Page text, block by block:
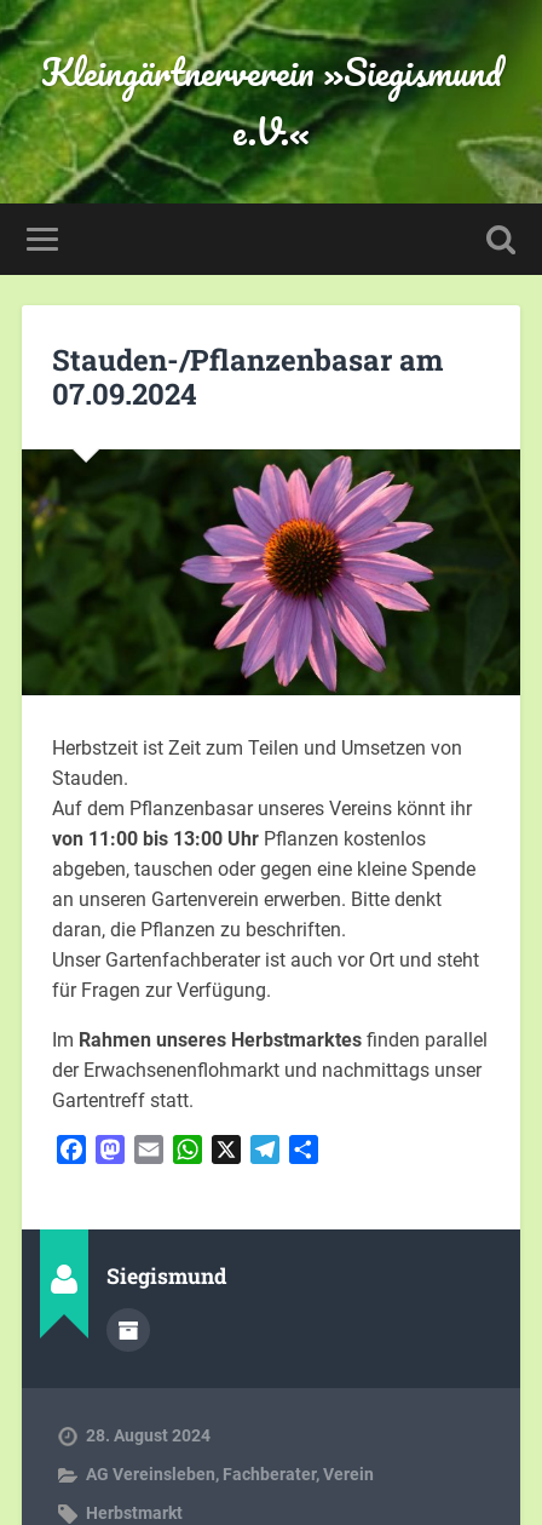
Kleingärtnerverein »Siegismund
e.V.«
Stauden-/Pflanzenbasar am
07.09.2024
Herbstzeit ist Zeit zum Teilen und Umsetzen von
Stauden.
Auf dem Pflanzenbasar unseres Vereins könnt ihr
von 11:00 bis 13:00 UhrPflanzen kostenlos
abgeben, tauschen oder gegen eine kleine Spende
an unseren Gartenverein erwerben. Bitte denkt
daran, die Pflanzen zu beschriften.
Unser Gartenfachberater ist auch vor Ort und steht
für Fragen zur Verfügung.
Im Rahmen unseres Herbstmarktesfinden parallel
der Erwachsenenflohmarkt und nachmittags unser
Gartentreff statt.
FacebookMastodon
Email WhatsApp Telegram
Siegismund
28. August 2024
AG Vereinsleben, Fachberater,Verein
Herbstmarkt